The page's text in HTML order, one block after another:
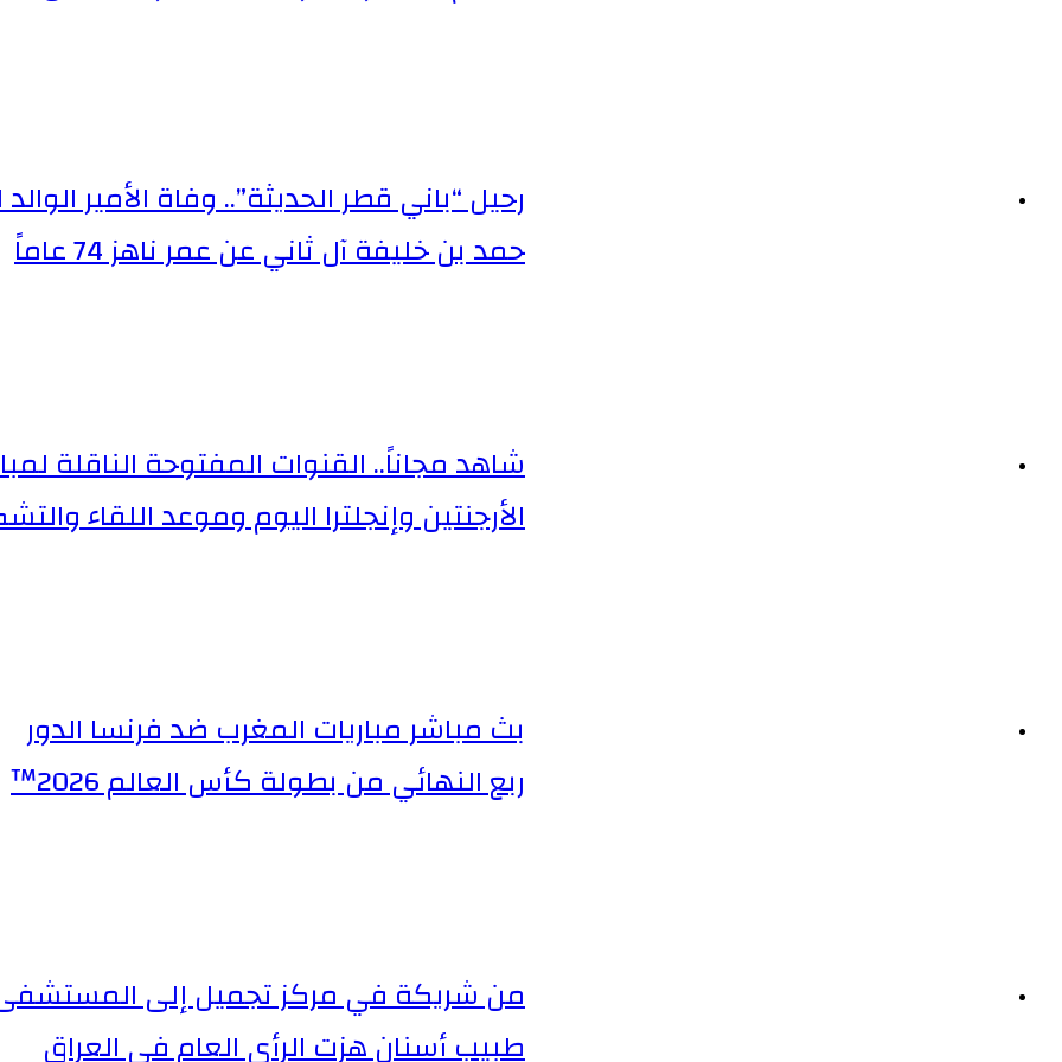
رحيل “باني قطر الحديثة”.. وفاة الأمير
حمد بن خليفة آل ثاني عن عمر ناهز 74 عاماً
​شاهد مجاناً.. القنوات المفتوحة الناقلة
الأرجنتين وإنجلترا اليوم وموعد اللقاء
بث مباشر مباريات المغرب ضد فرنسا الدور
ربع النهائي من بطولة كأس العالم 2026™
من شريكة في مركز تجميل إلى
طبيب أسنان هزت الرأي العام في العراق